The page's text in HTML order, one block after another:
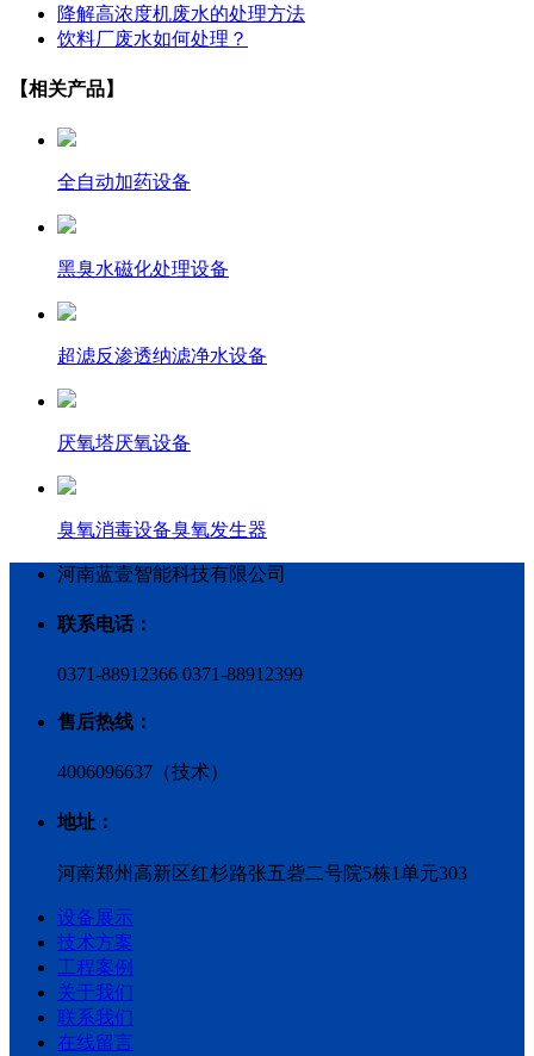
降解高浓度机废水的处理方法
饮料厂废水如何处理？
【相关产品】
全自动加药设备
黑臭水磁化处理设备
超滤反渗透纳滤净水设备
厌氧塔厌氧设备
臭氧消毒设备臭氧发生器
河南蓝壹智能科技有限公司
联系电话：
0371-88912366 0371-88912399
售后热线：
4006096637（技术）
地址：
河南郑州高新区红杉路张五砦二号院5栋1单元303
设备展示
技术方案
工程案例
关于我们
联系我们
在线留言